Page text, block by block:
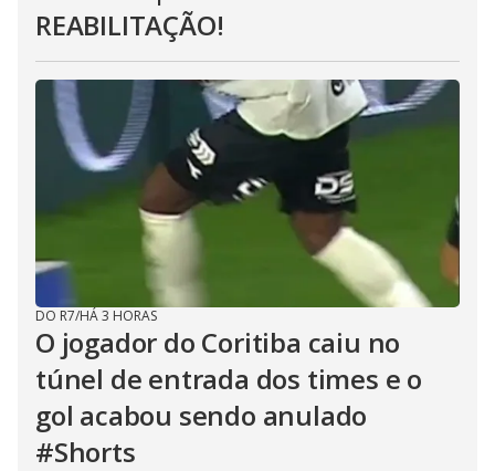
REABILITAÇÃO!
DO R7/HÁ 3 HORAS
O jogador do Coritiba caiu no
túnel de entrada dos times e o
gol acabou sendo anulado
#Shorts